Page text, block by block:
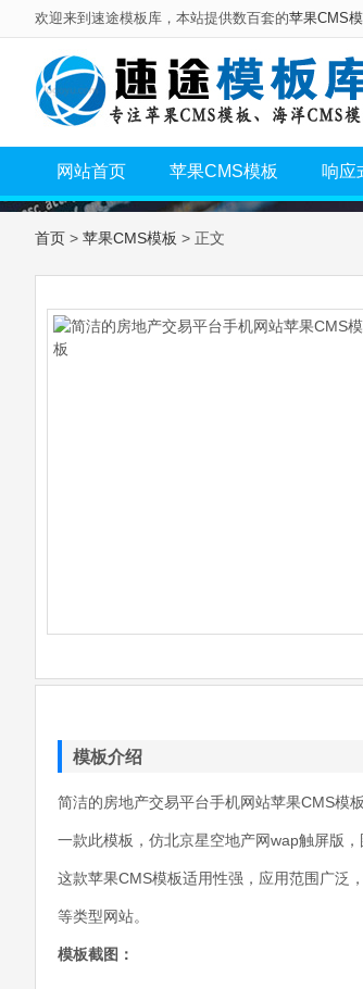
欢迎来到速途模板库，本站提供数百套的苹果CMS
网站首页 苹果CMS模板 响应
首页 > 苹果CMS模板 > 正文
模板介绍
简洁的房地产交易平台手机网站苹果CMS模
一款此模板，仿北京星空地产网wap触屏版
这款苹果CMS模板适用性强，应用范围广泛
等类型网站。
模板截图：